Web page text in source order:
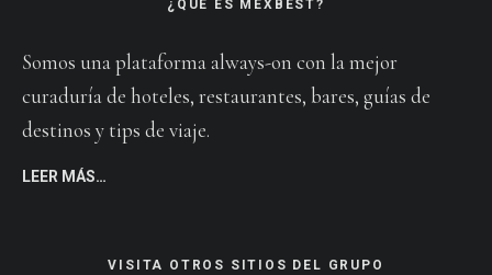
¿QUÉ ES MEXBEST?
Somos una plataforma always-on con la mejor
curaduría de hoteles, restaurantes, bares, guías de
destinos y tips de viaje.
LEER MÁS…
VISITA OTROS SITIOS DEL GRUPO